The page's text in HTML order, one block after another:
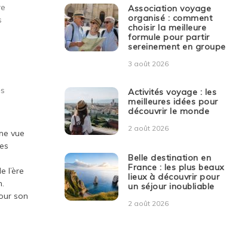
vue
l’ère
son
Association voyage
organisé : comment
choisir la meilleure
formule pour partir
sereinement en groupe
3 août 2026
Activités voyage : les
meilleures idées pour
découvrir le monde
2 août 2026
Belle destination en
France : les plus beaux
lieux à découvrir pour
un séjour inoubliable
2 août 2026